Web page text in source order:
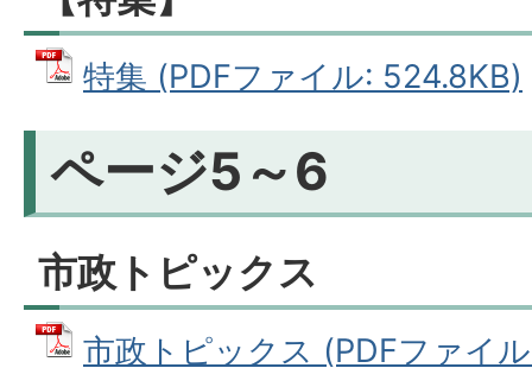
特集 (PDFファイル: 524.8KB)
ページ5～6
市政トピックス
市政トピックス (PDFファイ